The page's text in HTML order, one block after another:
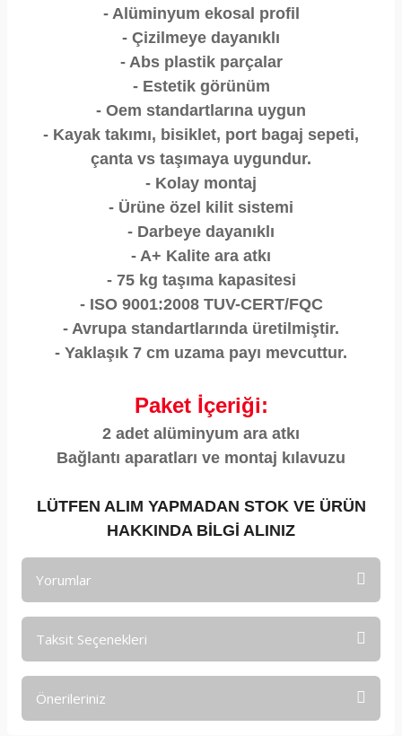
- Alüminyum ekosal profil
- Çizilmeye dayanıklı
- Abs plastik parçalar
- Estetik görünüm
- Oem standartlarına uygun
- Kayak takımı, bisiklet, port bagaj sepeti,
çanta vs taşımaya uygundur.
- Kolay montaj
- Ürüne özel kilit sistemi
- Darbeye dayanıklı
- A+ Kalite ara atkı
- 75 kg taşıma kapasitesi
- ISO 9001:2008 TUV-CERT/FQC
- Avrupa standartlarında üretilmiştir.
- Yaklaşık 7 cm uzama payı mevcuttur.
Paket İçeriği:
2 adet alüminyum ara atkı
Bağlantı aparatları ve montaj kılavuzu
LÜTFEN ALIM YAPMADAN STOK VE ÜRÜN
HAKKINDA BİLGİ ALINIZ
Yorumlar
Taksit Seçenekleri
Önerileriniz